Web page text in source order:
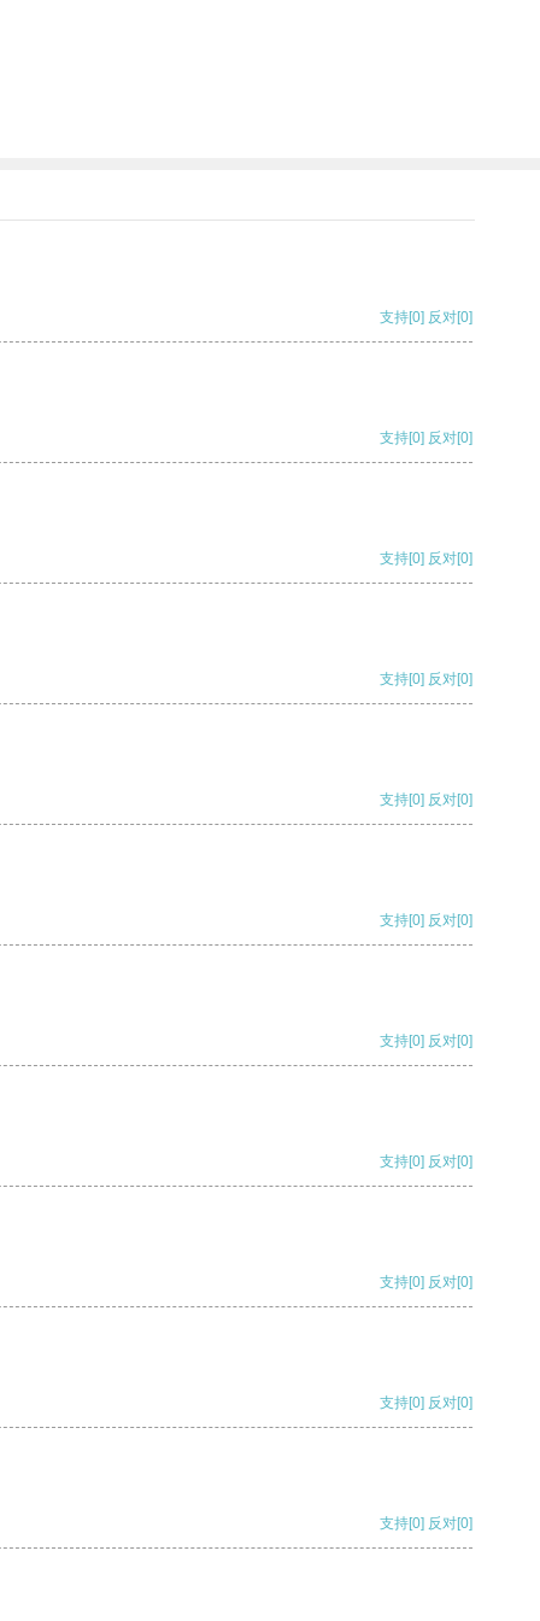
支持[0] 反对[0]
支持[0] 反对[0]
支持[0] 反对[0]
支持[0] 反对[0]
支持[0] 反对[0]
支持[0] 反对[0]
支持[0] 反对[0]
支持[0] 反对[0]
支持[0] 反对[0]
支持[0] 反对[0]
支持[0] 反对[0]